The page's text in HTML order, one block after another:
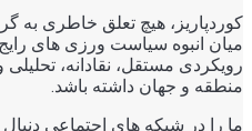
کوردپاریز، هیچ تعلق خاطری به
میان انبوه سیاست ورزی های
رویکردی مستقل، نقادانه،
منطقه و جهان داشته باشد.
ما را در شبکه های اجتماعی دنبال